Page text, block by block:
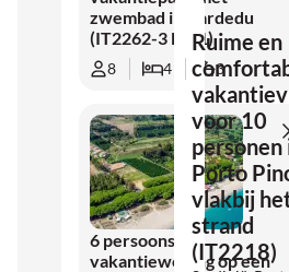
zwembad in Cardedu
(IT2262-3 Nr. 1)
8 4 3
6 persoons
vakantiewoning op een
Ruime en
voor 10
personen
Porto
vlakbij
strand
(IT2218)